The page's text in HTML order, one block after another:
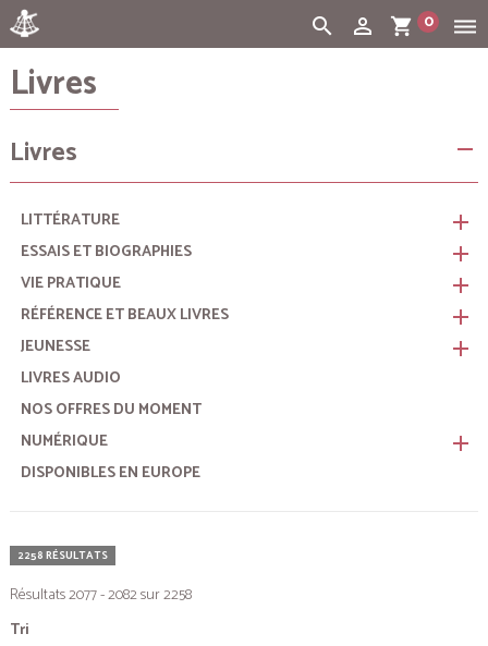
dehaze
shopping_cart 0
person_outline
search
Cart:(vide)
Livres
Livres remove
LITTÉRATURE remove
ESSAIS ET BIOGRAPHIES remove
VIE PRATIQUE remove
RÉFÉRENCE ET BEAUX LIVRES remove
JEUNESSE remove
LIVRES AUDIO
NOS OFFRES DU MOMENT
NUMÉRIQUE
remove
DISPONIBLES EN EUROPE
2258 RÉSULTATS
Résultats 2077 - 2082 sur 2258
Tri